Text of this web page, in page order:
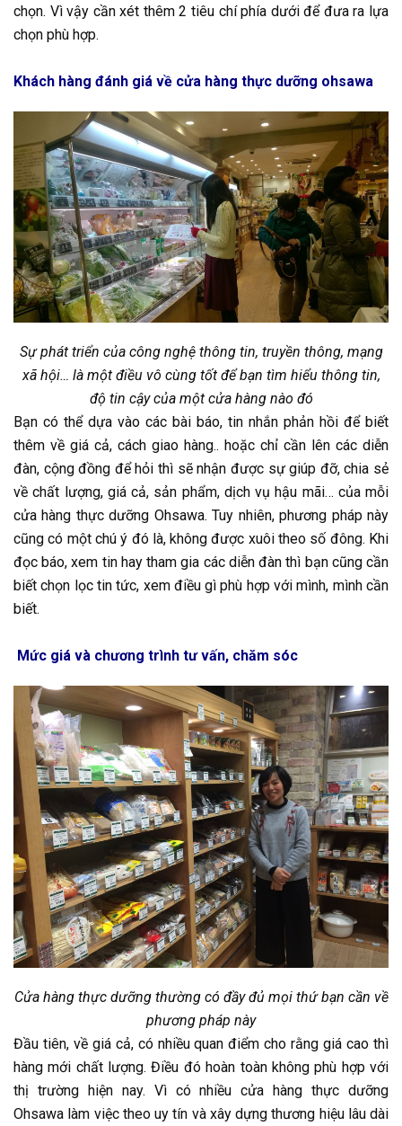
chọn. Vì vậy cần xét thêm 2 tiêu chí phía dưới để đưa ra lựa
chọn phù hợp.
Khách hàng đánh giá về cửa hàng thực dưỡng ohsawa
Sự phát triển của công nghệ thông tin, truyền thông, mạng
xã hội… là một điều vô cùng tốt để bạn tìm hiểu thông tin,
độ tin cậy của một cửa hàng nào đó
Bạn có thể dựa vào các bài báo, tin nhắn phản hồi để biết
thêm về giá cả, cách giao hàng.. hoặc chỉ cần lên các diễn
đàn, cộng đồng để hỏi thì sẽ nhận được sự giúp đỡ, chia sẻ
về chất lượng, giá cả, sản phẩm, dịch vụ hậu mãi… của mỗi
cửa hàng thực dưỡng Ohsawa. Tuy nhiên, phương pháp này
cũng có một chú ý đó là, không được xuôi theo số đông. Khi
đọc báo, xem tin hay tham gia các diễn đàn thì bạn cũng cần
biết chọn lọc tin tức, xem điều gì phù hợp với mình, mình cần
biết.
Mức giá và chương trình tư vấn, chăm sóc
Cửa hàng thực dưỡng thường có đầy đủ mọi thứ bạn cần về
phương pháp này
Đầu tiên, về giá cả, có nhiều quan điểm cho rằng giá cao thì
hàng mới chất lượng. Điều đó hoàn toàn không phù hợp với
thị trường hiện nay. Vì có nhiều cửa hàng thực dưỡng
Ohsawa làm việc theo uy tín và xây dựng thương hiệu lâu dài